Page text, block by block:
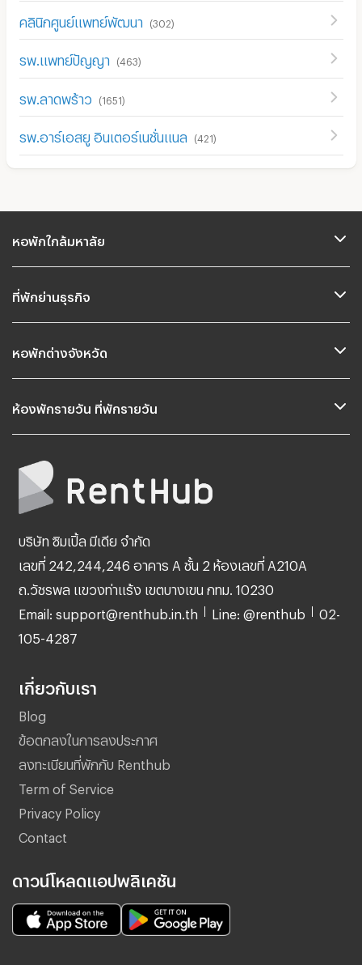
คลินิกศูนย์แพทย์พัฒนา (302)
รพ.แพทย์ปัญญา (463)
รพ.ลาดพร้าว (1651)
รพ.อาร์เอสยู อินเตอร์เนชั่นแนล (421)
หอพักใกล้มหาลัย
ที่พักย่านธุรกิจ
หอพักต่างจังหวัด
ห้องพักรายวัน ที่พักรายวัน
บริษัท ซิมเปิ้ล มีเดีย จำกัด
เลขที่ 242,244,246 อาคาร A ชั้น 2 ห้องเลขที่ A210A
ถ.วัชรพล แขวงท่าแร้ง เขตบางเขน กทม. 10230
Email: support@renthub.in.th Line: @renthub 02-
105-4287
เกี่ยวกับเรา
Blog
ข้อตกลงในการลงประกาศ
ลงทะเบียนที่พักกับ Renthub
Term of Service
Privacy Policy
Contact
ดาวน์โหลดแอปพลิเคชัน